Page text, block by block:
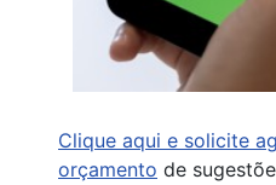
Clique aqui e solicite
orçamento de